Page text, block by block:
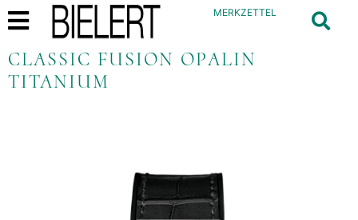
MERKZETTEL
CLASSIC FUSION OPALIN
TITANIUM